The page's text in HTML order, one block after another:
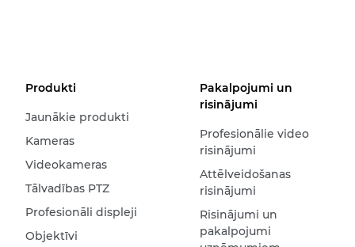
Produkti
Jaunākie produkti
Kameras
Videokameras
Tālvadības PTZ
Profesionāli displeji
Objektīvi
Pakalpojumi un
risinājumi
Profesionālie video
risinājumi
Attēlveidošanas
risinājumi
Risinājumi un
pakalpojumi